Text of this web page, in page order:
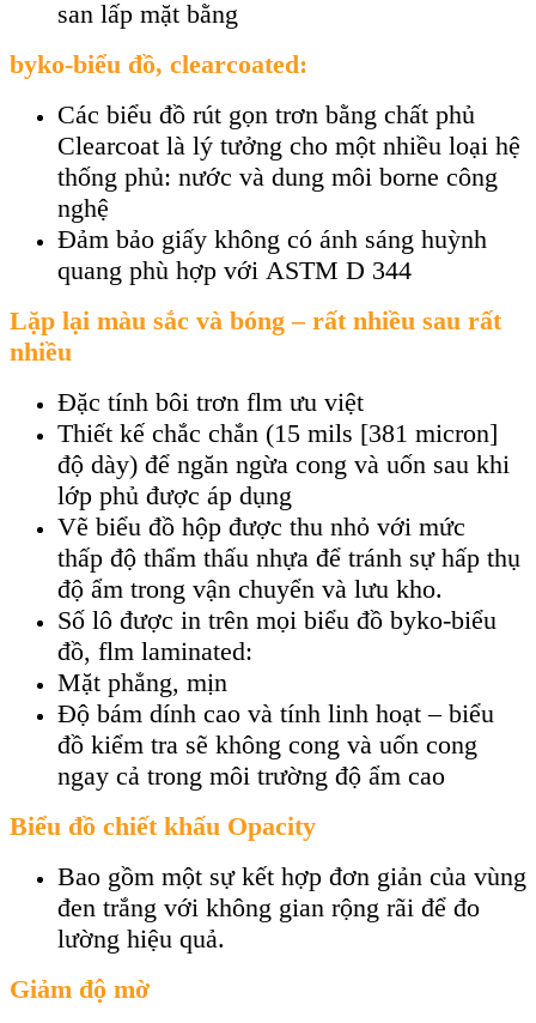
san lấp mặt bằng
byko-biểu đồ, clearcoated:
Các biểu đồ rút gọn trơn bằng chất phủ
Clearcoat là lý tưởng cho một nhiều loại hệ
thống phủ: nước và dung môi borne công
nghệ
Đảm bảo giấy không có ánh sáng huỳnh
quang phù hợp với ASTM D 344
Lặp lại màu sắc và bóng – rất nhiều sau rất
nhiều
Đặc tính bôi trơn flm ưu việt
Thiết kế chắc chắn (15 mils [381 micron]
độ dày) để ngăn ngừa cong và uốn sau khi
lớp phủ được áp dụng
Vẽ biểu đồ hộp được thu nhỏ với mức
thấp độ thẩm thấu nhựa để tránh sự hấp thụ
độ ẩm trong vận chuyển và lưu kho.
Số lô được in trên mọi biểu đồ byko-biểu
đồ, flm laminated:
Mặt phẳng, mịn
Độ bám dính cao và tính linh hoạt – biểu
đồ kiểm tra sẽ không cong và uốn cong
ngay cả trong môi trường độ ẩm cao
Biểu đồ chiết khấu Opacity
Bao gồm một sự kết hợp đơn giản của vùng
đen trắng với không gian rộng rãi để đo
lường hiệu quả.
Giảm độ mờ